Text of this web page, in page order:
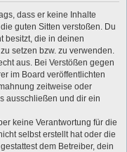
dass er keine Inhalte
guten Sitten verstoßen. Du
besitzt, die in deinen
setzen bzw. zu verwenden.
aus. Bei Verstößen gegen
im Board veröffentlichten
zeitweise oder
ausschließen und dir ein
keine Verantwortung für die
selbst erstellt hat oder die
dem Betreiber, dein